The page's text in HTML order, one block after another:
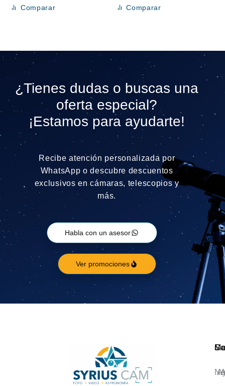
Añadir al carrito
Comparar Añadir al carrito
Comparar
¿Tienes dudas o buscas una
oferta especial?
¡Estamos para ayudarte!
Recibe atención personalizada por
WhatsApp o descubre descuentos
exclusivos en cámaras, telescopios y
más.
Habla con un asesor
Ver promociones